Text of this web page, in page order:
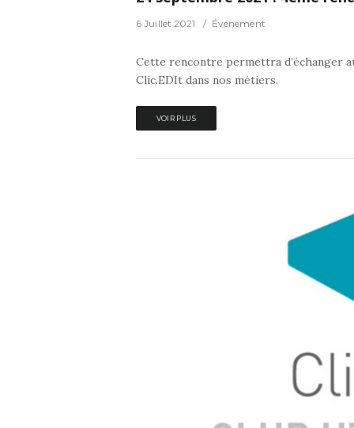
6 Juillet 2021 Événement
Cette rencontre permettra d’échanger
Clic.EDIt dans nos métiers.
VOIR PLUS